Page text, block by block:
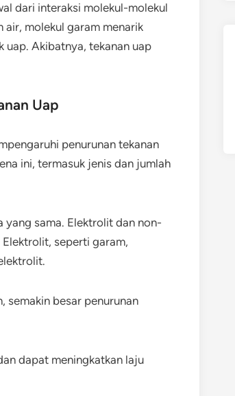
dari interaksi molekul-molekul
air, molekul garam menarik
uap. Akibatnya, tekanan uap
Uap
penurunan tekanan
ini, termasuk jenis dan jumlah
yang sama. Elektrolit dan non-
seperti garam,
semakin besar penurunan
dapat meningkatkan laju